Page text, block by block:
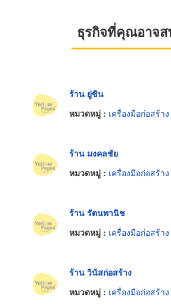
ธุรกิจที่คุณอาจส
ร้าน ยู่ซิน
หมวดหมู่ : เครื่องมือก่อสร้าง
ร้าน มงคลชัย
หมวดหมู่ : เครื่องมือก่อสร้าง
ร้าน รัตนพานิช
หมวดหมู่ : เครื่องมือก่อสร้าง
ร้าน วินัสก่อสร้าง
หมวดหมู่ : เครื่องมือก่อสร้าง